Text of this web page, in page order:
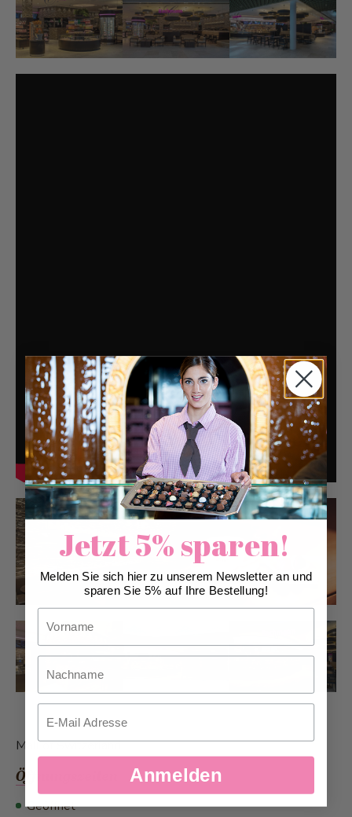
Mall of Switzerland
Öffnungszeiten
Geöffnet
Jetzt 5% sparen!
Melden Sie sich hier zu unserem Newsletter an und
sparen Sie 5% auf Ihre Bestellung!
Nachname
Email
Anmelden